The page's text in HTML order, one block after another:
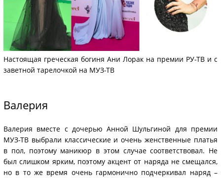
Настоящая греческая богиня Ани Лорак на премии РУ-ТВ и с
заветной тарелочкой на МУЗ-ТВ
Валерия
Валерия вместе с дочерью Анной Шульгиной для премии
МУЗ-ТВ выбрали классические и очень женственные платья
в пол, поэтому маникюр в этом случае соответствовал. Не
был слишком ярким, поэтому акцент от наряда не смещался,
но в то же время очень гармонично подчеркивал наряд –